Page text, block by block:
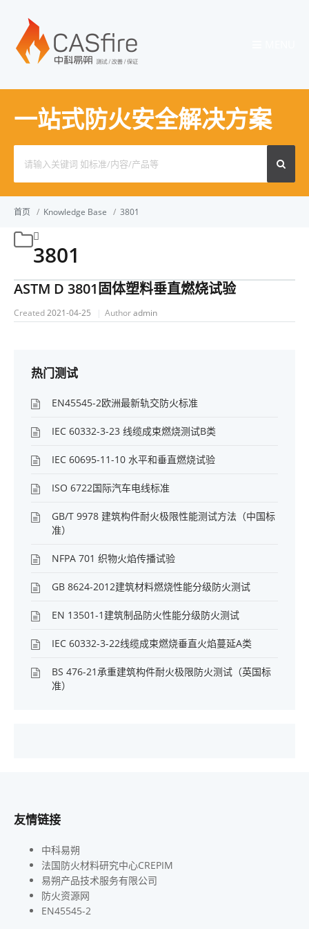
一站式防火安全解决方案
for:
首页 / Knowledge Base / 3801
3801
ASTM D 3801固体塑料垂直燃烧试验
Created2021-04-25 Authoradmin
热门测试
EN45545-2欧洲最新轨交防火标准
IEC 60332-3-23 线缆成束燃烧测试B类
IEC 60695-11-10 水平和垂直燃烧试验
ISO 6722国际汽车电线标准
GB/T 9978 建筑构件耐火极限性能测试方法（中国标
准）
NFPA 701 织物火焰传播试验
GB 8624-2012建筑材料燃烧性能分级防火测试
EN 13501-1建筑制品防火性能分级防火测试
IEC 60332-3-22线缆成束燃烧垂直火焰蔓延A类
BS 476-21承重建筑构件耐火极限防火测试（英国标
准）
友情链接
中科易朔
法国防火材料研究中心CREPIM
易朔产品技术服务有限公司
防火资源网
EN45545-2